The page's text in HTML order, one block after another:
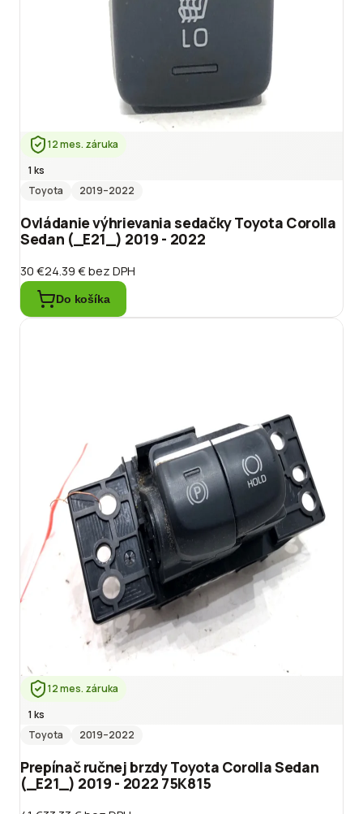
12 mes. záruka
1 ks
Toyota
2019–2022
Ovládanie výhrievania sedačky Toyota Corolla
Sedan (_E21_) 2019 - 2022
30 €24.39 €bez DPH
Do košíka
12 mes. záruka
1 ks
Toyota
2019–2022
Prepínač ručnej brzdy Toyota Corolla Sedan
(_E21_) 2019 - 2022 75K815